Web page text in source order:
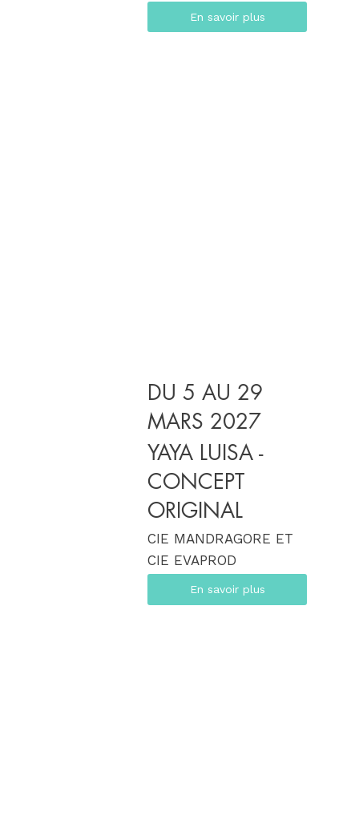
En savoir plus
DU 5 AU 29
MARS 2027
YAYA LUISA -
CONCEPT
ORIGINAL
CIE MANDRAGORE ET
CIE EVAPROD
En savoir plus